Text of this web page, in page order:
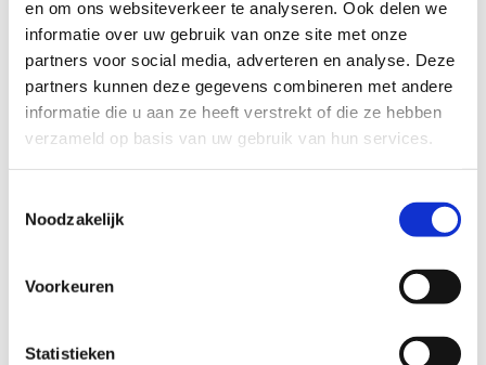
en om ons websiteverkeer te analyseren. Ook delen we
informatie over uw gebruik van onze site met onze
partners voor social media, adverteren en analyse. Deze
partners kunnen deze gegevens combineren met andere
informatie die u aan ze heeft verstrekt of die ze hebben
verzameld op basis van uw gebruik van hun services.
Noodzakelijk
Voorkeuren
Statistieken
Inhoud
Parafine
Op voorraad
Ja
Stel een vraag
Wij nemen binnen 24 uur contact met je op via de e-mail of telefoon.
We gebruiken je informatie alleen om met jou in contact te komen.
Naam
Bedrijfsnaam optioneel